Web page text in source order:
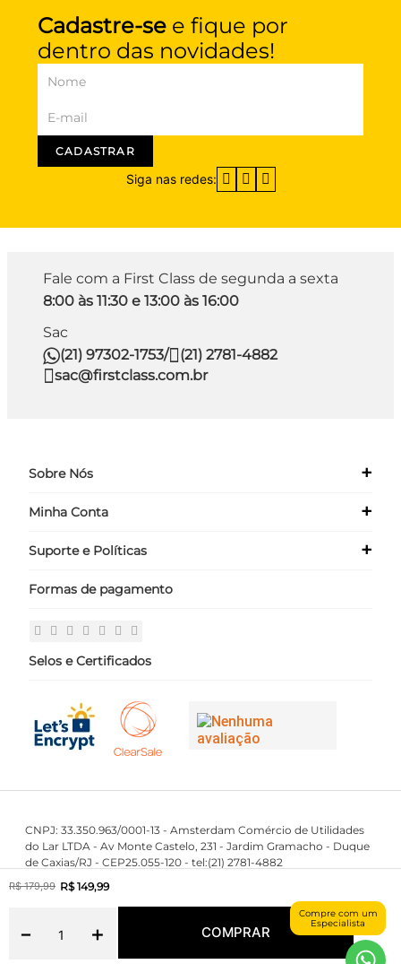
Compre com um
Especialista
R$ 179,99 R$ 149,99
＋
－ COMPRAR
Cadastre-se e fique por
dentro das novidades!
CADASTRAR
Siga nas redes:
Fale com a First Class de segunda a sexta
8:00 às 11:30 e 13:00 às 16:00
Sac
(21) 97302-1753/
(21) 2781-4882
sac@firstclass.com.br
Sobre Nós +
Quem Somos
Minha Conta +
Meus Dados
Suporte e Políticas +
Políticas
Fale Conosco
Formas de pagamento
Selos e Certificados
CNPJ: 33.350.963/0001-13 - Amsterdam Comércio de Utilidades
do Lar LTDA - Av Monte Castelo, 231 - Jardim Gramacho - Duque
de Caxias/RJ - CEP25.055-120 - tel:(21) 2781-4882
First Class © 2016 - 2023 - Todos os direitos reservados.
Maintained by
Powered by